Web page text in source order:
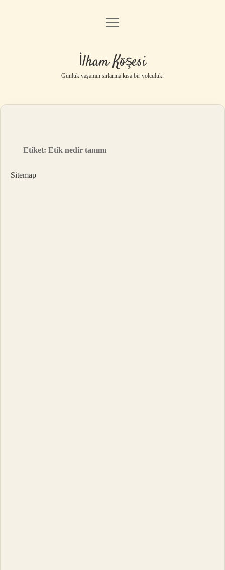
Anasayfa
Yasal Uyarı
menüyü
İlham Köşesi
Günlük yaşamın sırlarına kısa bir yolculuk.
Etiket:Etik nedir tanımı
Sitemap